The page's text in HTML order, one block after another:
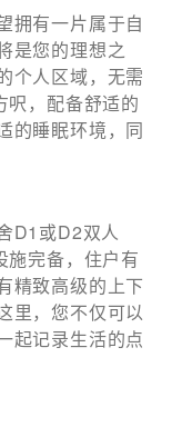
拥有一片属于自
是您的理想之
个人区域，无需
呎，配备舒适的
的睡眠环境，同
D1或D2双人
施完备，住户有
精致高级的上下
里，您不仅可以
起记录生活的点